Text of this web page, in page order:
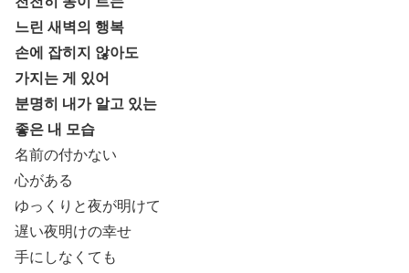
느린 새벽의 행복
손에 잡히지 않아도
가지는 게 있어
분명히 내가 알고 있는
좋은 내 모습
名前の付かない
心がある
ゆっくりと夜が明けて
遅い夜明けの幸せ
手にしなくても